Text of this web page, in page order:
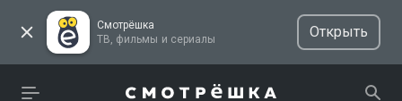
Смотрёшка
ТВ, фильмы и сериалы
Открыть